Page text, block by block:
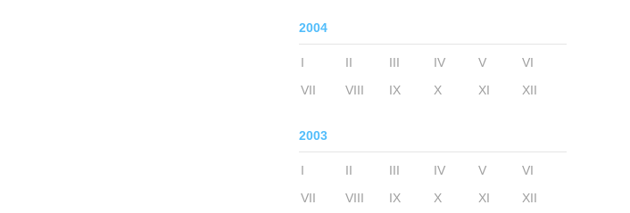
2004
I II III IV V
VI
VII
VIII IX X XI XII
2003
I II III IV V
VI
VII
VIII IX X XI XII